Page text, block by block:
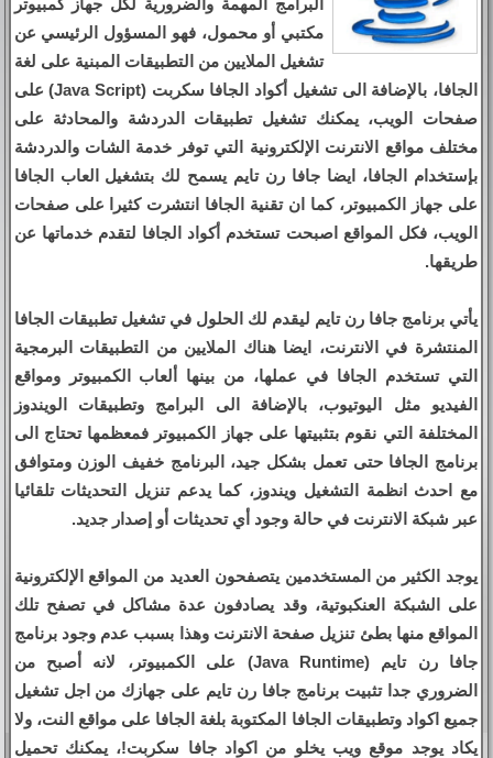
البرامج المهمة والضرورية لكل جهاز كمبيوتر
مكتبي أو محمول، فهو المسؤول الرئيسي عن
تشغيل الملايين من التطبيقات المبنية على لغة
الجافا، بالإضافة الى تشغيل أكواد الجافا سكربت (Java Script) على
صفحات الويب، يمكنك تشغيل تطبيقات الدردشة والمحادثة على
مختلف مواقع الانترنت الإلكترونية التي توفر خدمة الشات والدردشة
بإستخدام الجافا، ايضا جافا رن تايم يسمح لك بتشغيل العاب الجافا
على جهاز الكمبيوتر، كما ان تقنية الجافا انتشرت كثيرا على صفحات
الويب، فكل المواقع اصبحت تستخدم أكواد الجافا لتقدم خدماتها عن
طريقها.
يأتي برنامج جافا رن تايم ليقدم لك الحلول في تشغيل تطبيقات الجافا
المنتشرة في الانترنت، ايضا هناك الملايين من التطبيقات البرمجية
التي تستخدم الجافا في عملها، من بينها ألعاب الكمبيوتر ومواقع
الفيديو مثل اليوتيوب، بالإضافة الى البرامج وتطبيقات الويندوز
المختلفة التي نقوم بتثبيتها على جهاز الكمبيوتر فمعظمها تحتاج الى
برنامج الجافا حتى تعمل بشكل جيد، البرنامج خفيف الوزن ومتوافق
مع احدث انظمة التشغيل ويندوز، كما يدعم تنزيل التحديثات تلقائيا
عبر شبكة الانترنت في حالة وجود أي تحديثات أو إصدار جديد.
يوجد الكثير من المستخدمين يتصفحون العديد من المواقع الإلكترونية
على الشبكة العنكبوتية، وقد يصادفون عدة مشاكل في تصفح تلك
المواقع منها بطئ تنزيل صفحة الانترنت وهذا بسبب عدم وجود برنامج
جافا رن تايم (Java Runtime) على الكمبيوتر، لانه أصبح من
الضروري جدا تثبيت برنامج جافا رن تايم على جهازك من اجل تشغيل
جميع اكواد وتطبيقات الجافا المكتوبة بلغة الجافا على مواقع النت، ولا
يكاد يوجد موقع ويب يخلو من اكواد جافا سكربت!، يمكنك تحميل